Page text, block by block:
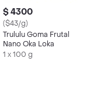
$ 4300
($43/g)
Trululu Goma Frutal
Nano Oka Loka
1 x 100 g